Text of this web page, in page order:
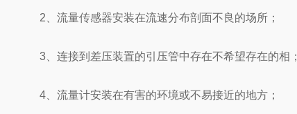
2、流量传感器安装在流速分布剖面不良的场所；
3、连接到差压装置的引压管中存在不希望存在的相；
4、流量计安装在有害的环境或不易接近的地方；